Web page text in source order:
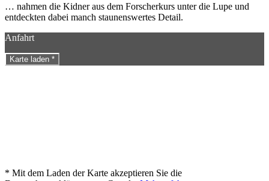
… nahmen die Kidner aus dem Forscherkurs unter die Lupe und
entdeckten dabei manch staunenswertes Detail.
Anfahrt
Karte laden *
* Mit dem Laden der Karte akzeptieren Sie die